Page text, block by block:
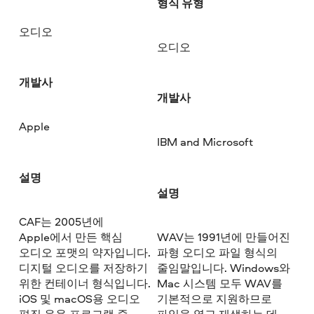
오디오
개발사
Apple
설명
CAF는 2005년에
Apple에서 만든 핵심
오디오 포맷의 약자입니다.
디지털 오디오를 저장하기
위한 컨테이너 형식입니다.
iOS 및 macOS용 오디오
오디오
개발사
IBM and Microsoft
설명
WAV는 1991년에 만들어진
파형 오디오 파일 형식의
줄임말입니다. Windows와
Mac 시스템 모두 WAV를
기본적으로 지원하므로